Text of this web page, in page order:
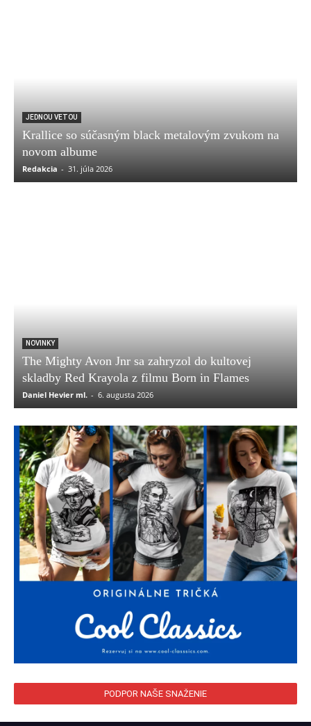
JEDNOU VETOU
Krallice so súčasným black metalovým zvukom na
novom albume
Redakcia - 31. júla 2026
NOVINKY
The Mighty Avon Jnr sa zahryzol do kultovej
skladby Red Krayola z filmu Born in Flames
Daniel Hevier ml. - 6. augusta 2026
PODPOR NAŠE SNAŽENIE